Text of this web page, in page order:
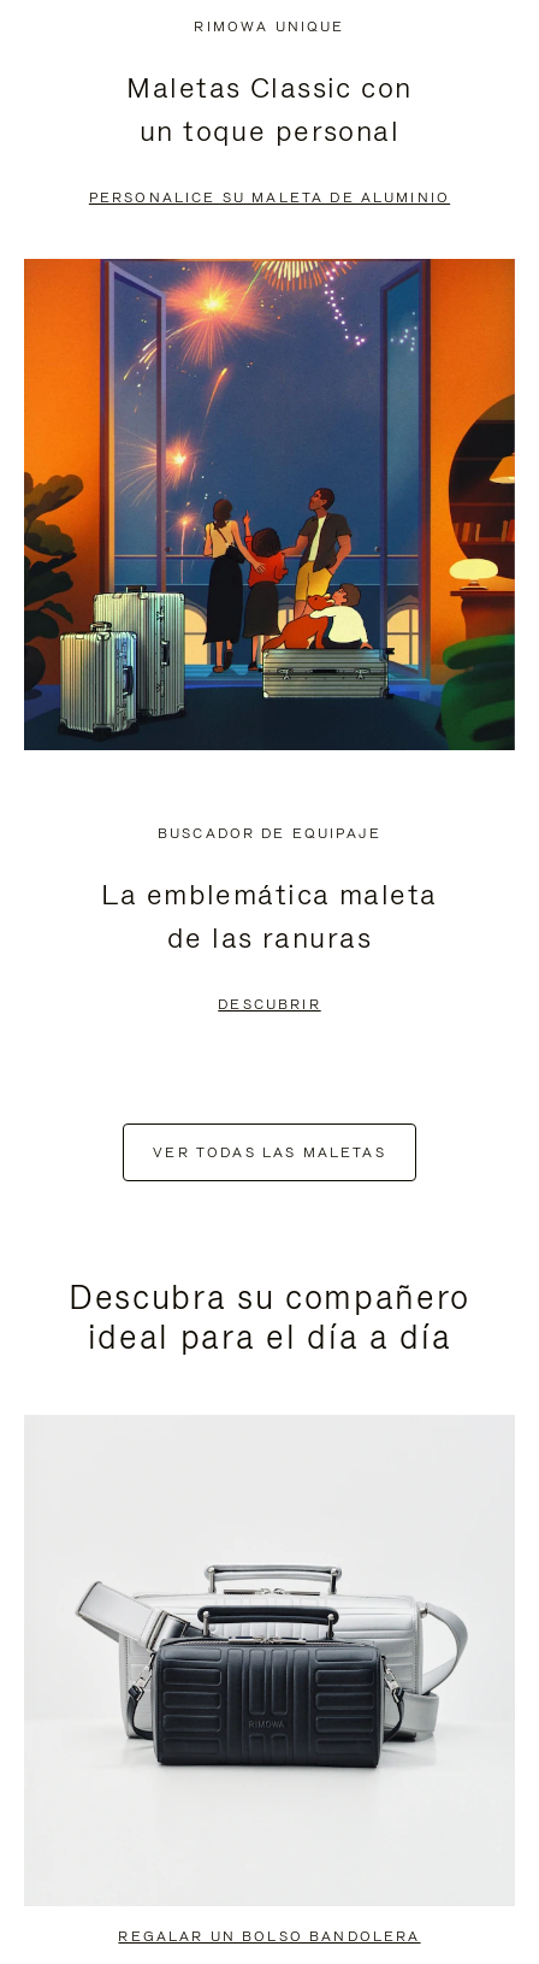
PAUSADO,
PULSE
PARA
ESTÁ
DESACTIVADO:
PULSE
ACTIVARLO.
RIMOWA UNIQUE
Maletas Classic con
un toque personal
PERSONALICE SU MALETA DE ALUMINIO
BUSCADOR DE EQUIPAJE
La emblemática maleta
de las ranuras
DESCUBRIR
VER TODAS LAS MALETAS
Descubra su compañero
ideal para el día a día
REGALAR UN BOLSO BANDOLERA